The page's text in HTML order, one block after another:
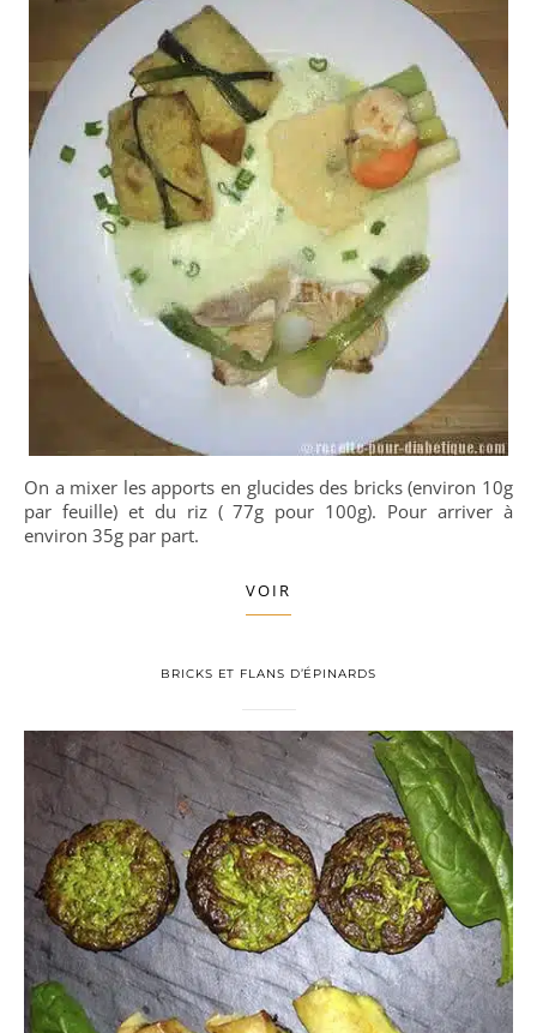
On a mixer les apports en glucides des bricks (environ 10g
par feuille) et du riz ( 77g pour 100g). Pour arriver à
environ 35g par part.
VOIR
BRICKS ET FLANS D’ÉPINARDS